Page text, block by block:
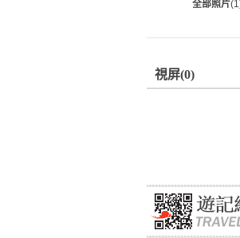
全部照片
視屏(0)